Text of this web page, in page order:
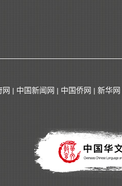
网 | 中国新闻网 | 中国侨网 | 新华网